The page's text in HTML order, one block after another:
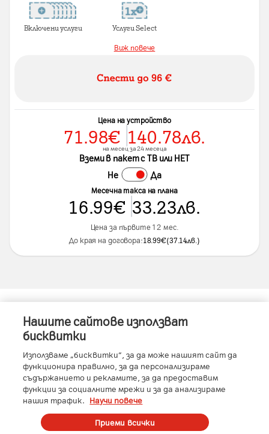
Включени услуги Услуги Select
Виж повече
Цена на устройство
71.98€ 140.78лв.
на месец за 24 месеца
Вземи в пакет с ТВ или НЕТ
Не Да
Месечна такса на плана
16.99€ 33.23лв.
Цена за първите 12 мес.
До края на договора:18.99€(37.14лв. )
Информация за устройството
Характеристики
12GB
Производител :Apple
Условия
Нашите сайтове използват
бисквитки
Използваме „бисквитки“, за да може нашият сайт да
функционира правилно, за да персонализираме
съдържанието и рекламите, за да предоставим
функции за социалните мрежи и за да анализираме
нашия трафик. Научи повече
Приеми всички